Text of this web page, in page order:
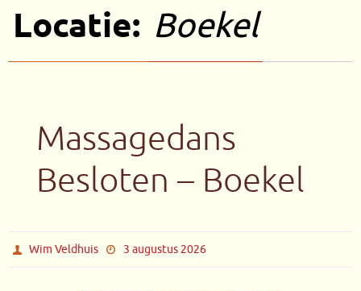
Locatie: Boekel
Massagedans
Besloten – Boekel
Wim Veldhuis 3 augustus 2026